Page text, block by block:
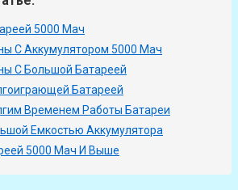
5000 Мач
С Аккумулятором 5000 Мач
С Большой Батареей
Батареей
Временем Работы Батареи
Емкостью Аккумулятора
5000 Мач И Выше